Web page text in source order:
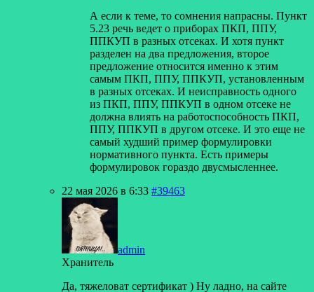
А если к теме, то сомнения напрасны. Пункт
5.23 речь ведет о приборах ПКП, ППУ,
ППКУП в разных отсеках. И хотя пункт
разделен на два предложения, второе
предложение относится именно к этим
самым ПКП, ППУ, ППКУП, установленным
в разных отсеках. И неисправность одного
из ПКП, ППУ, ППКУП в одном отсеке не
должна влиять на работоспособность ПКП,
ППУ, ППКУП в другом отсеке. И это еще не
самый худший пример формулировки
нормативного пункта. Есть примеры
формулировок гораздо двусмысленнее.
22 мая 2026 в 6:33 #39463
admin
Хранитель
Да, тяжеловат сертификат ) Ну ладно, на сайте